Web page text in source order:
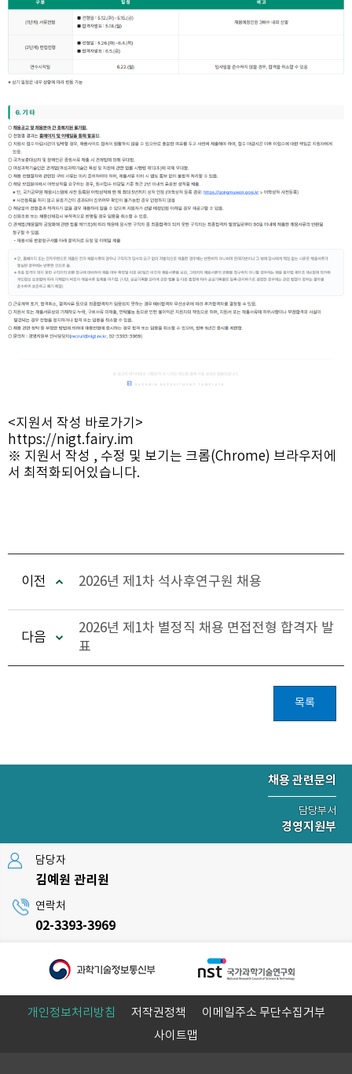
<지원서 작성 바로가기>
https://nigt.fairy.im
※ 지원서 작성 , 수정 및 보기는 크롬(Chrome) 브라우저에
서 최적화되어있습니다.
이전 2026년 제1차 석사후연구원 채용
다음
2026년 제1차 별정직 채용 면접전형 합격자 발
표
목록
채용 관련문의
담당부서
경영지원부
담당자
김예원 관리원
연락처
02-3393-3969
개인정보처리방침 저작권정책
이메일주소 무단수집거부
사이트맵